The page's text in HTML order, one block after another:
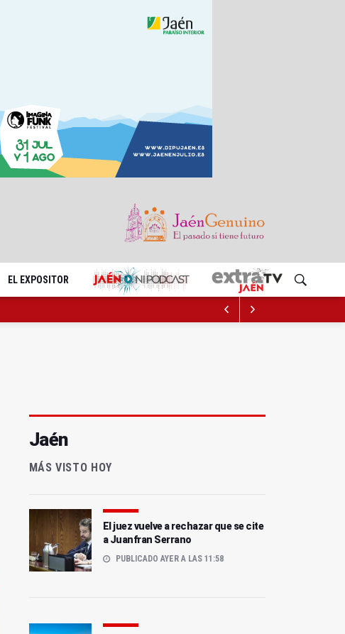
EL EXPOSITOR
Jaén
MÁS VISTO HOY
El juez vuelve a rechazar que se cite
a Juanfran Serrano
PUBLICADO AYER A LAS 11:58